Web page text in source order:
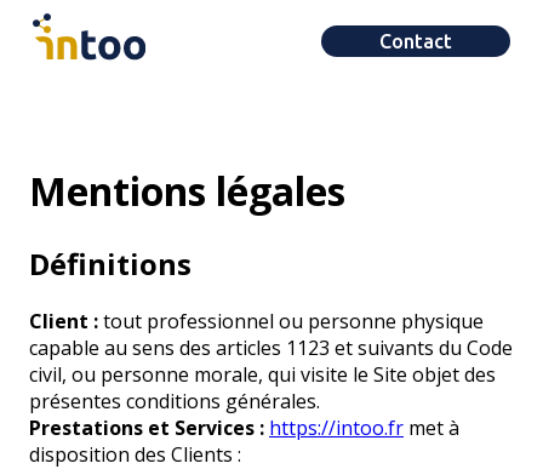
Contact
Mentions légales
Définitions
Client :tout professionnel ou personne physique
capable au sens des articles 1123 et suivants du Code
civil, ou personne morale, qui visite le Site objet des
présentes conditions générales.
Prestations et Services : https://intoo.fr met à
disposition des Clients :